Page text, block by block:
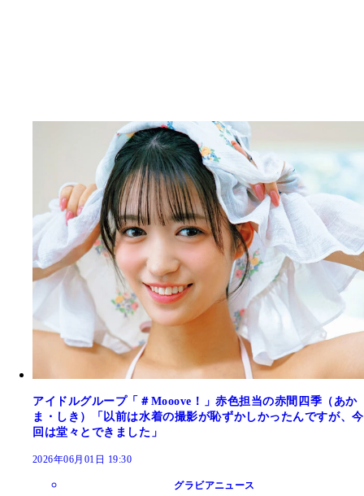
アイドルグループ「＃Mooove！」赤色担当の赤間四季（あか
ま・しき）「以前は水着の撮影が恥ずかしかったんですが、今
回は堂々とできました」
2026年06月01日 19:30
グラビアニュース